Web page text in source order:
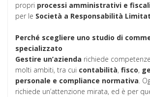
propri processi amministrativi e
per le Società a Responsabilità
Perché scegliere uno studio di
specializzato
Gestire un’azienda richiede
molti ambiti, tra cui contabilità, fisco,
personale e compliance normativa.
richiede un’attenzione mirata, ed è per